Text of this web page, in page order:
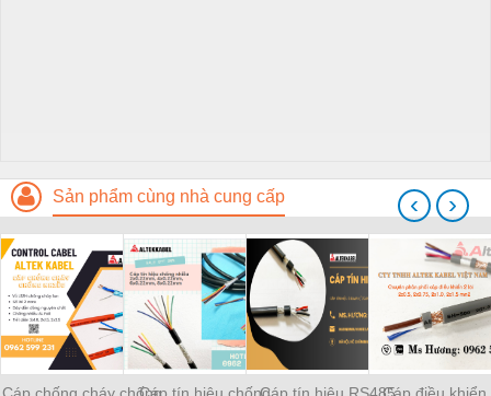
Sản phẩm cùng nhà cung cấp
Cáp chống cháy chốngCáp tín hiệu chốngCáp tín hiệu RS485Cáp điều khiển
‹ ›